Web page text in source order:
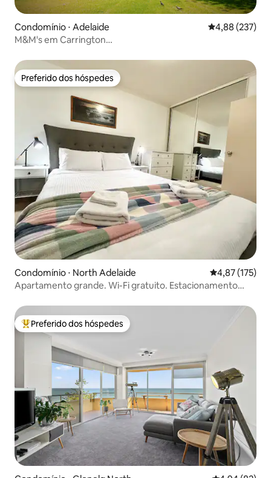
Condomínio ⋅ Adelaide 4,88 de uma
4,88 (237)
M&M's em Carrington
Preferido dos hóspedes
Preferido dos hóspedes
Condomínio ⋅ North Adelaide 4,87 de uma
4,87 (175)
Apartamento grande. Wi-Fi gratuito. Estacionamento
Entre os melhores preferidos dos hóspedes
Preferido dos hóspedes